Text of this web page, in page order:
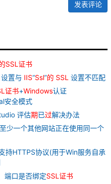
发表评论
SSL 证书
设置与 IIS“Ssl”的 SSL 设置不匹配
证书+Windows认证
安全模式
评估期已过解决办法
少一个其他网站正在使用同一个
持HTTPS协议(用于Win服务自承
端口是否绑定SSL 证书